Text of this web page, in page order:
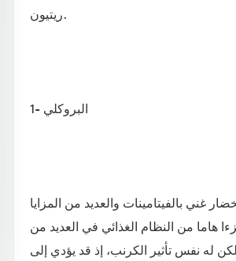
ريتيون.
1- البروكلي
غني بالفيتامينات والعديد من المزايا
هاما من النظام الغذائي في العديد من
له نفس تأثير الكرنب، إذ قد يؤدي إلى